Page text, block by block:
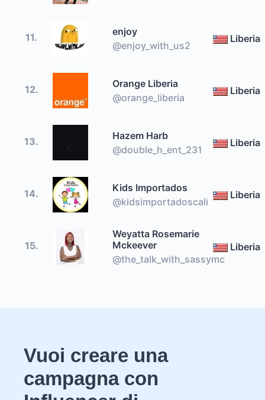
11.
enjoy
@enjoy_with_us2
Liberia
12.
Orange Liberia
@orange_liberia
Liberia
13.
Hazem Harb
@double_h_ent_231
Liberia
14.
Kids Importados
@kidsimportadoscali
Liberia
15.
Weyatta Rosemarie
Mckeever
@the_talk_with_sassymc
Liberia
Vuoi creare una
campagna con